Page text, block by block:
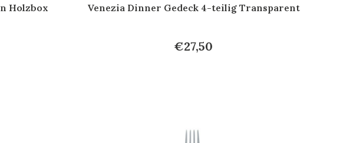
Holzbox Venezia Dinner Gedeck 4-teilig Transparent
€27,50